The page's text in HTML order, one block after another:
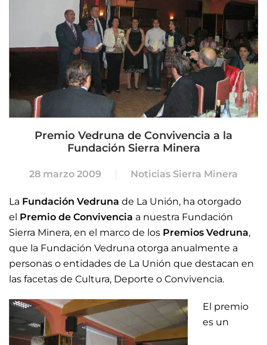
Premio Vedruna de Convivencia a la
Fundación Sierra Minera
28 marzo 2009 Noticias Sierra Minera
La Fundación Vedruna de La Unión, ha otorgado
el Premio de Convivencia a nuestra Fundación
Sierra Minera, en el marco de los Premios Vedruna,
que la Fundación Vedruna otorga anualmente a
personas o entidades de La Unión que destacan en
las facetas de Cultura, Deporte o Convivencia.
El premio
es un